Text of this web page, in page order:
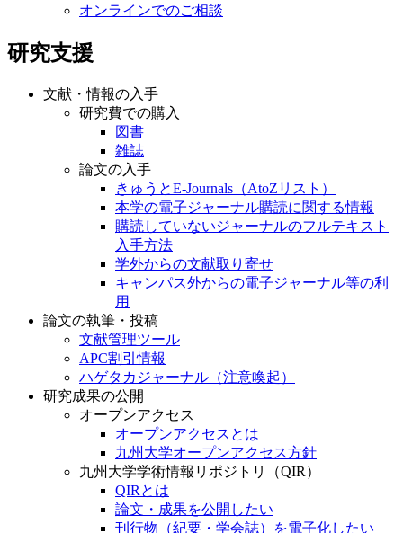
オンラインでのご相談
研究支援
文献・情報の入手
研究費での購入
図書
雑誌
論文の入手
きゅうとE-Journals（AtoZリスト）
本学の電子ジャーナル購読に関する情報
購読していないジャーナルのフルテキスト
入手方法
学外からの文献取り寄せ
キャンパス外からの電子ジャーナル等の利
用
論文の執筆・投稿
文献管理ツール
APC割引情報
ハゲタカジャーナル（注意喚起）
研究成果の公開
オープンアクセス
オープンアクセスとは
九州大学オープンアクセス方針
九州大学学術情報リポジトリ（QIR）
QIRとは
論文・成果を公開したい
刊行物（紀要・学会誌）を電子化したい